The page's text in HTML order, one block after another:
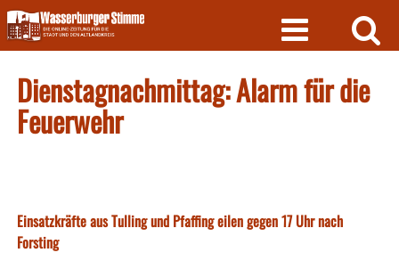
Skip
to
content
Dienstagnachmittag: Alarm für die
Feuerwehr
Einsatzkräfte aus Tulling und Pfaffing eilen gegen 17 Uhr nach
Forsting